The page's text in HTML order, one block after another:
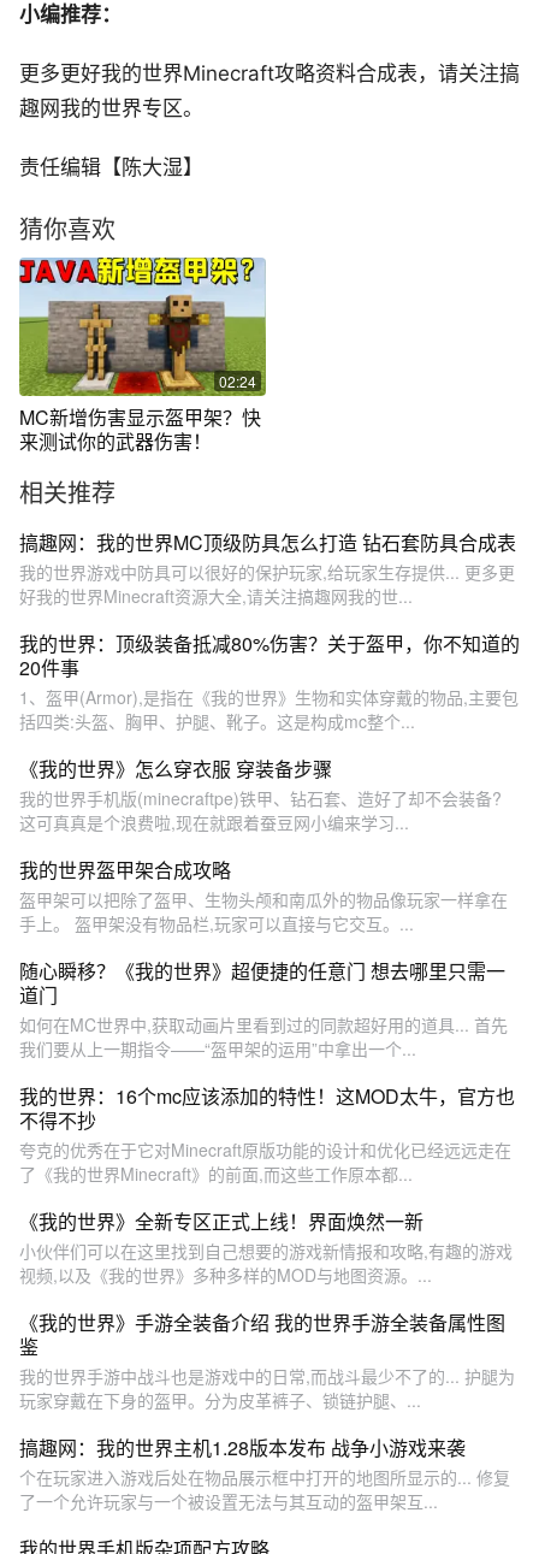
小编推荐：
更多更好我的世界Minecraft攻略资料合成表，请关注搞
趣网我的世界专区。
责任编辑【陈大湿】
猜你喜欢
02:24
MC新增伤害显示盔甲架？快
来测试你的武器伤害！
相关推荐
搞趣网：我的世界MC顶级防具怎么打造 钻石套防具合成表
我的世界游戏中防具可以很好的保护玩家,给玩家生存提供... 更多更
好我的世界Minecraft资源大全,请关注搞趣网我的世...
我的世界：顶级装备抵减80%伤害？关于盔甲，你不知道的
20件事
1、盔甲(Armor),是指在《我的世界》生物和实体穿戴的物品,主要包
括四类:头盔、胸甲、护腿、靴子。这是构成mc整个...
《我的世界》怎么穿衣服 穿装备步骤
我的世界手机版(minecraftpe)铁甲、钻石套、造好了却不会装备?
这可真真是个浪费啦,现在就跟着蚕豆网小编来学习...
我的世界盔甲架合成攻略
盔甲架可以把除了盔甲、生物头颅和南瓜外的物品像玩家一样拿在
手上。 盔甲架没有物品栏,玩家可以直接与它交互。...
随心瞬移？《我的世界》超便捷的任意门 想去哪里只需一
道门
如何在MC世界中,获取动画片里看到过的同款超好用的道具... 首先
我们要从上一期指令——“盔甲架的运用”中拿出一个...
我的世界：16个mc应该添加的特性！这MOD太牛，官方也
不得不抄
夸克的优秀在于它对Minecraft原版功能的设计和优化已经远远走在
了《我的世界Minecraft》的前面,而这些工作原本都...
《我的世界》全新专区正式上线！界面焕然一新
小伙伴们可以在这里找到自己想要的游戏新情报和攻略,有趣的游戏
视频,以及《我的世界》多种多样的MOD与地图资源。...
《我的世界》手游全装备介绍 我的世界手游全装备属性图
鉴
我的世界手游中战斗也是游戏中的日常,而战斗最少不了的... 护腿为
玩家穿戴在下身的盔甲。分为皮革裤子、锁链护腿、...
搞趣网：我的世界主机1.28版本发布 战争小游戏来袭
个在玩家进入游戏后处在物品展示框中打开的地图所显示的... 修复
了一个允许玩家与一个被设置无法与其互动的盔甲架互...